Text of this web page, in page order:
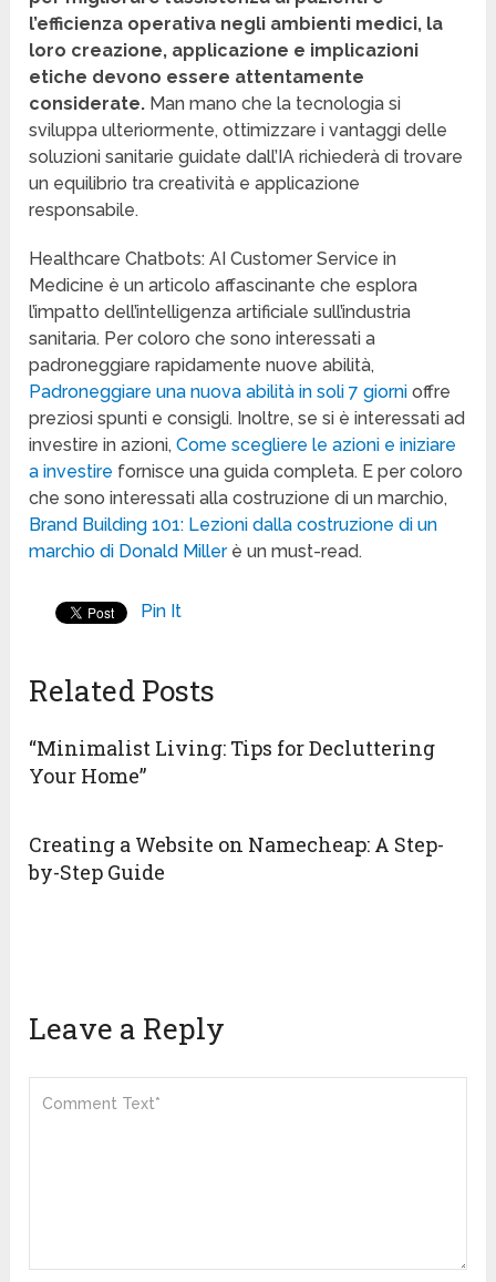
l’efficienza operativa negli ambienti medici, la
loro creazione, applicazione e implicazioni
etiche devono essere attentamente
considerate. Man mano che la tecnologia si
sviluppa ulteriormente, ottimizzare i vantaggi delle
soluzioni sanitarie guidate dall’IA richiederà di trovare
un equilibrio tra creatività e applicazione
responsabile.
Healthcare Chatbots: AI Customer Service in
Medicine è un articolo affascinante che esplora
l’impatto dell’intelligenza artificiale sull’industria
sanitaria. Per coloro che sono interessati a
padroneggiare rapidamente nuove abilità,
Padroneggiare una nuova abilità in soli 7 giorni offre
preziosi spunti e consigli. Inoltre, se si è interessati ad
investire in azioni,Come scegliere le azioni e iniziare
a investire fornisce una guida completa. E per coloro
che sono interessati alla costruzione di un marchio,
Brand Building 101: Lezioni dalla costruzione di un
marchio di Donald Millerè un must-read.
Pin It
Related Posts
“Minimalist Living: Tips for Decluttering
Your Home”
Creating a Website on Namecheap: A Step-
by-Step Guide
Leave a Reply